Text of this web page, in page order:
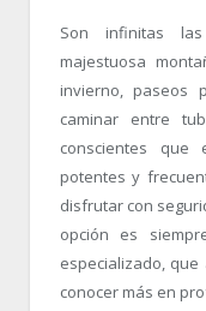
Son infinitas
majestuosa
invierno, paseos
caminar entre
conscientes
potentes y
disfrutar con
opción es
especializado,
conocer más en